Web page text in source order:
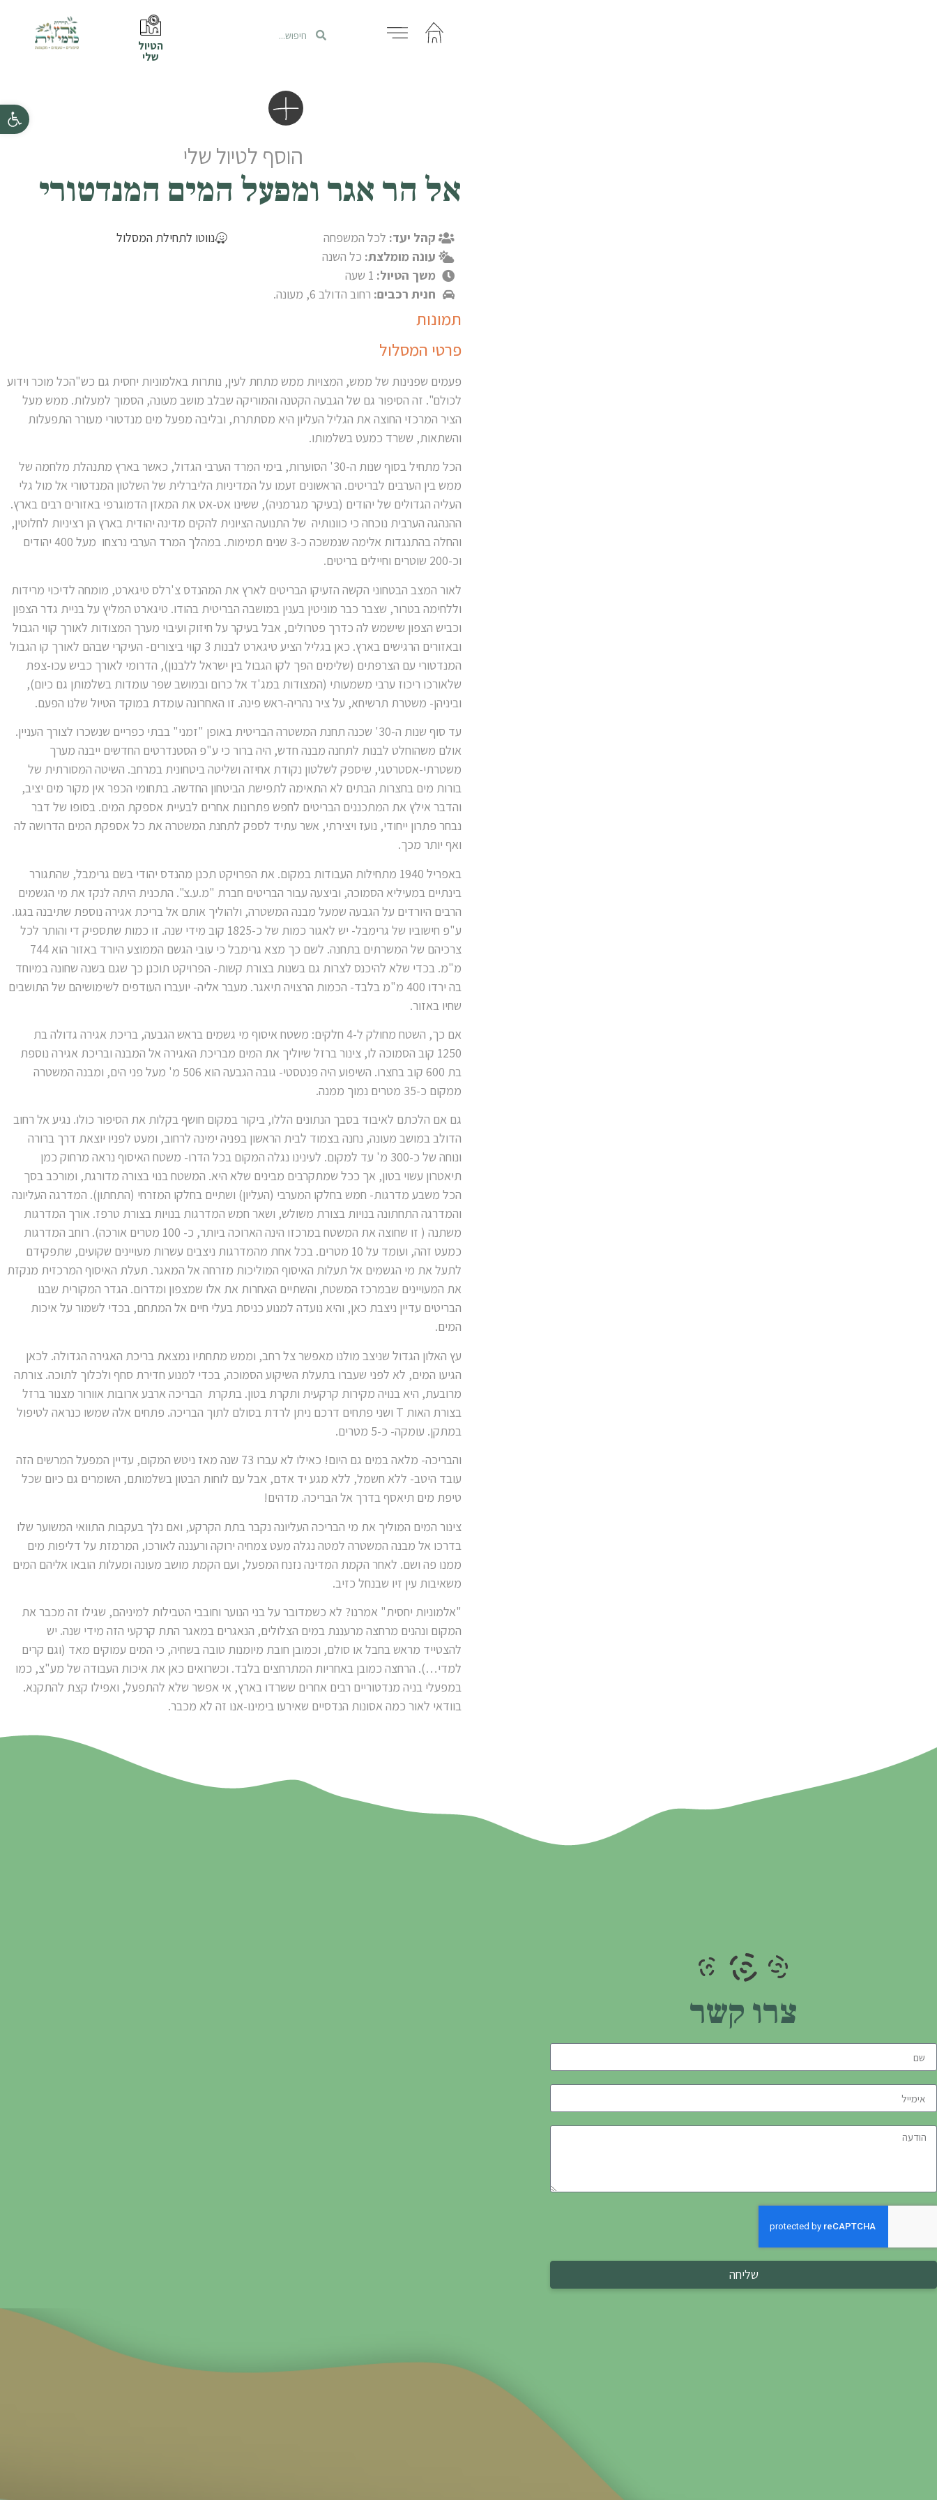
פתח
הטיול
שלי
הוסף לטיול שלי
אל הר אגר ומפעל המים המנדטורי
קהל יעד: לכל המשפחה
עונה מומלצת: כל השנה
משך הטיול: 1 שעה
חנית רכבים: רחוב הדולב 6, מעונה.
נווטו לתחילת המסלול
תמונות
פרטי המסלול
פעמים שפנינות של ממש, המצויות ממש מתחת לעין, נותרות באלמוניות יחסית גם כש"הכל מוכר וידוע
לכולם". זה הסיפור גם של הגבעה הקטנה והמוריקה שבלב מושב מעונה, הסמוך למעלות. ממש מעל
הציר המרכזי החוצה את הגליל העליון היא מסתתרת, ובליבה מפעל מים מנדטורי מעורר התפעלות
והשתאות, ששרד כמעט בשלמותו.
הכל מתחיל בסוף שנות ה-30' הסוערות, בימי המרד הערבי הגדול, כאשר בארץ מתנהלת מלחמה של
ממש בין הערבים לבריטים. הראשונים זעמו על המדיניות הליברלית של השלטון המנדטורי אל מול גלי
העליה הגדולים של יהודים (בעיקר מגרמניה), ששינו אט-אט את המאזן הדמוגרפי באזורים רבים בארץ.
ההנהגה הערבית נוכחה כי כוונותיה של התנועה הציונית להקים מדינה יהודית בארץ הן רציניות לחלוטין,
והחלה בהתנגדות אלימה שנמשכה כ-3 שנים תמימות. במהלך המרד הערבי נרצחו מעל 400 יהודים
וכ-200 שוטרים וחיילים בריטים.
לאור המצב הבטחוני הקשה הזעיקו הבריטים לארץ את המהנדס צ'רלס טיגארט, מומחה לדיכוי מרידות
וללחימה בטרור, שצבר כבר מוניטין בענין במושבה הבריטית בהודו. טיגארט המליץ על בניית גדר הצפון
וכביש הצפון שישמש לה כדרך פטרולים, אבל בעיקר על חיזוק ועיבוי מערך המצודות לאורך קווי הגבול
ובאזורים הרגישים בארץ. כאן בגליל הציע טיגארט לבנות 3 קווי ביצורים- העיקרי שבהם לאורך קו הגבול
המנדטורי עם הצרפתים (שלימים הפך לקו הגבול בין ישראל ללבנון), הדרומי לאורך כביש עכו-צפת
שלאורכו ריכוז ערבי משמעותי (המצודות במג'ד אל כרום ובמושב שפר עומדות בשלמותן גם כיום),
וביניהן- משטרת תרשיחא, על ציר נהריה-ראש פינה. זו האחרונה עומדת במוקד הטיול שלנו הפעם.
עד סוף שנות ה-30' שכנה תחנת המשטרה הבריטית באופן "זמני" בבתי כפריים שנשכרו לצורך העניין.
אולם משהוחלט לבנות לתחנה מבנה חדש, היה ברור כי ע"פ הסטנדרטים החדשים ייבנה מערך
משטרתי-אסטרטגי, שיספק לשלטון נקודת אחיזה ושליטה ביטחונית במרחב. השיטה המסורתית של
בורות מים בחצרות הבתים לא התאימה לתפישת הביטחון החדשה. בתחומי הכפר אין מקור מים יציב,
והדבר אילץ את המתכננים הבריטים לחפש פתרונות אחרים לבעיית אספקת המים. בסופו של דבר
נבחר פתרון ייחודי, נועז ויצירתי, אשר עתיד לספק לתחנת המשטרה את כל אספקת המים הדרושה לה
ואף יותר מכך.
באפריל 1940 מתחילות העבודות במקום. את הפרויקט תכנן מהנדס יהודי בשם גרימבל, שהתגורר
בינתיים במעיליא הסמוכה, וביצעה עבור הבריטים חברת "מ.ע.צ". התכנית היתה לנקז את מי הגשמים
הרבים היורדים על הגבעה שמעל מבנה המשטרה, ולהוליך אותם אל בריכת אגירה נוספת שתיבנה בגגו.
ע"פ חישוביו של גרימבל- יש לאגור כמות של כ-1825 קוב מידי שנה. זו כמות שתספיק די והותר לכל
צרכיהם של המשרתים בתחנה. לשם כך מצא גרימבל כי עובי הגשם הממוצע היורד באזור הוא 744
מ"מ. בכדי שלא להיכנס לצרות גם בשנות בצורת קשות- הפרויקט תוכנן כך שגם בשנה שחונה במיוחד
בה ירדו 400 מ"מ בלבד- הכמות הרצויה תיאגר. מעבר אליה- יועברו העודפים לשימושיהם של התושבים
שחיו באזור.
אם כך, השטח מחולק ל-4 חלקים: משטח איסוף מי גשמים בראש הגבעה, בריכת אגירה גדולה בת
1250 קוב הסמוכה לו, צינור ברזל שיוליך את המים מבריכת האגירה אל המבנה ובריכת אגירה נוספת
בת 600 קוב בחצרו. השיפוע היה פנטסטי- גובה הגבעה הוא 506 מ' מעל פני הים, ומבנה המשטרה
ממקום כ-35 מטרים נמוך ממנה.
גם אם הלכתם לאיבוד בסבך הנתונים הללו, ביקור במקום חושף בקלות את הסיפור כולו. נגיע אל רחוב
הדולב במושב מעונה, נחנה בצמוד לבית הראשון בפניה ימינה לרחוב, ומעט לפניו יוצאת דרך ברורה
ונוחה של כ-300 מ' עד למקום. לעינינו נגלה המקום בכל הדרו- משטח האיסוף נראה מרחוק כמן
תיאטרון עשוי בטון, אך ככל שמתקרבים מבינים שלא היא. המשטח בנוי בצורה מדורגת, ומורכב בסך
הכל משבע מדרגות- חמש בחלקו המערבי (העליון) ושתיים בחלקו המזרחי (התחתון). המדרגה העליונה
והמדרגה התחתונה בנויות בצורת משולש, ושאר חמש המדרגות בנויות בצורת טרפז. אורך המדרגות
משתנה ( זו שחוצה את המשטח במרכזו הינה הארוכה ביותר, כ- 100 מטרים אורכה). רוחב המדרגות
כמעט זהה, ועומד על 10 מטרים. בכל אחת מהמדרגות ניצבים עשרות מעויינים שקועים, שתפקידם
לתעל את מי הגשמים אל תעלות האיסוף המוליכות מזרחה אל המאגר. תעלת האיסוף המרכזית מנקזת
את המעויינים שבמרכז המשטח, והשתיים האחרות את אלו שמצפון ומדרום. הגדר המקורית שבנו
הבריטים עדיין ניצבת כאן, והיא נועדה למנוע כניסת בעלי חיים אל המתחם, בכדי לשמור על איכות
המים.
עץ האלון הגדול שניצב מולנו מאפשר צל רחב, וממש מתחתיו נמצאת בריכת האגירה הגדולה. לכאן
הגיעו המים, לא לפני שעברו בתעלת השיקוע הסמוכה, בכדי למנוע חדירת סחף ולכלוך לתוכה. צורתה
מרובעת, היא בנויה מקירות קרקעית ותקרת בטון. בתקרת הבריכה ארבע ארובות אוורור מצנור ברזל
בצורת האות T ושני פתחים דרכם ניתן לרדת בסולם לתוך הבריכה. פתחים אלה שמשו כנראה לטיפול
במתקן. עומקה- כ-5 מטרים.
והבריכה- מלאה במים גם היום! כאילו לא עברו 73 שנה מאז ניטש המקום, עדיין המפעל המרשים הזה
עובד היטב- ללא חשמל, ללא מגע יד אדם, אבל עם לוחות הבטון בשלמותם, השומרים גם כיום שכל
טיפת מים תיאסף בדרך אל הבריכה. מדהים!
צינור המים המוליך את מי הבריכה העליונה נקבר בתת הקרקע, ואם נלך בעקבות התוואי המשוער שלו
בדרכו אל מבנה המשטרה למטה נגלה מעט צמחיה ירוקה ורעננה לאורכו, המרמזת על דליפות מים
ממנו פה ושם. לאחר הקמת המדינה נזנח המפעל, ועם הקמת מושב מעונה ומעלות הובאו אליהם המים
משאיבות עין זיו שבנחל כזיב.
"אלמוניות יחסית" אמרנו? לא כשמדובר על בני הנוער וחובבי הטבילות למיניהם, שגילו זה מכבר את
המקום ונהנים מרחצה מרעננת במים הצלולים, הנאגרים במאגר התת קרקעי הזה מידי שנה. יש
להצטייד מראש בחבל או סולם, וכמובן חובת מיומנות טובה בשחיה, כי המים עמוקים מאד (וגם קרים
למדי…). הרחצה כמובן באחריות המתרחצים בלבד. וכשרואים כאן את איכות העבודה של מע"צ, כמו
במפעלי בניה מנדטוריים רבים אחרים ששרדו בארץ, אי אפשר שלא להתפעל, ואפילו קצת להתקנא.
בוודאי לאור כמה אסונות הנדסיים שאירעו בימינו-אנו זה לא מכבר.
צרו קשר
שליחה